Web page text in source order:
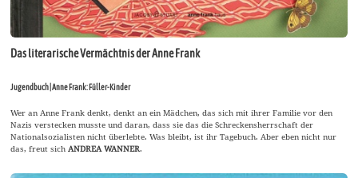
Das literarische Vermächtnis der Anne Frank
Jugendbuch | Anne Frank: Füller-Kinder
Wer an Anne Frank denkt, denkt an ein Mädchen, das sich mit ihrer Familie vor den
Nazis verstecken musste und daran, dass sie das die Schreckensherrschaft der
Nationalsozialisten nicht überlebte. Was bleibt, ist ihr Tagebuch. Aber eben nicht nur
das, freut sichANDREA WANNER.